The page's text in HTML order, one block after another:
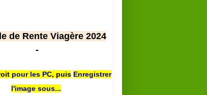
de Rente Viagère 2024
-
pour les PC, puis Enregistrer
l'image sous...